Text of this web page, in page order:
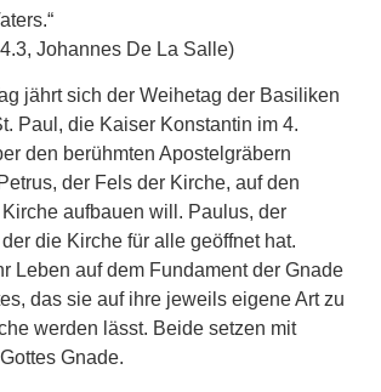
Johannes De La Salle)
jährt sich der Weihetag der Basiliken
Paul, die Kaiser Konstantin im 4.
den berühmten Apostelgräbern
der Fels der Kirche, auf den
aufbauen will. Paulus, der
die Kirche für alle geöffnet hat.
Leben auf dem Fundament der Gnade
das sie auf ihre jeweils eigene Art zu
werden lässt. Beide setzen mit
Gnade.